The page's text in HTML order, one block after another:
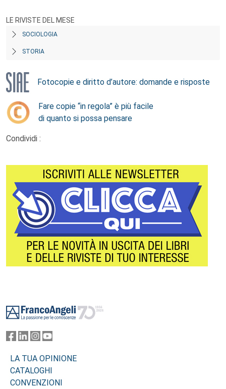
LE RIVISTE DEL MESE
SOCIOLOGIA
STORIA
Fotocopie e diritto d’autore: domande e risposte
Fare copie “in regola” è più facile
di quanto si possa pensare
Condividi :
LA TUA OPINIONE
CATALOGHI
CONVENZIONI